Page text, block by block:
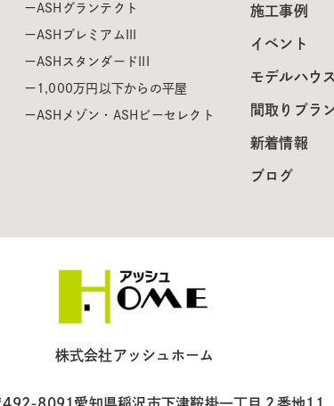
ASHグランテクト
ASHプレミアムIII
ASHスタンダードIII
1,000万円以下からの平屋
ASHメゾン・ASHビーセレクト
施工事例
イベント
モデルハウ
間取りプラ
新着情報
ブログ
株式会社アッシュホーム